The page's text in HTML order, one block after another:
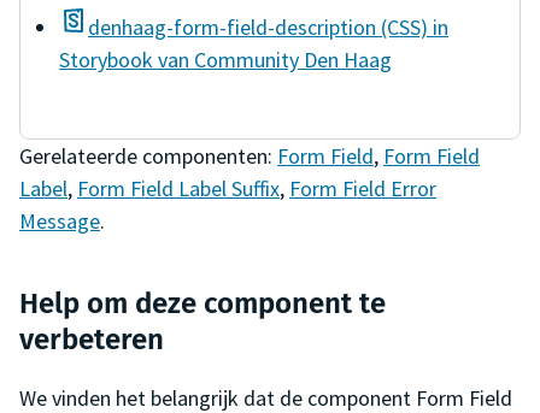
denhaag-form-field-description (CSS) in
Storybook van Community Den Haag
Gerelateerde componenten: Form Field, Form Field
Label, Form Field Label Suffix, Form Field Error
Message.
Help om deze component te
verbeteren
We vinden het belangrijk dat de component Form Field